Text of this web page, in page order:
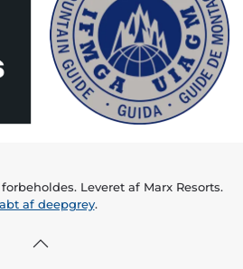
Leveret af Marx Resorts.
af deepgrey.